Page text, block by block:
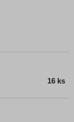
16 ks